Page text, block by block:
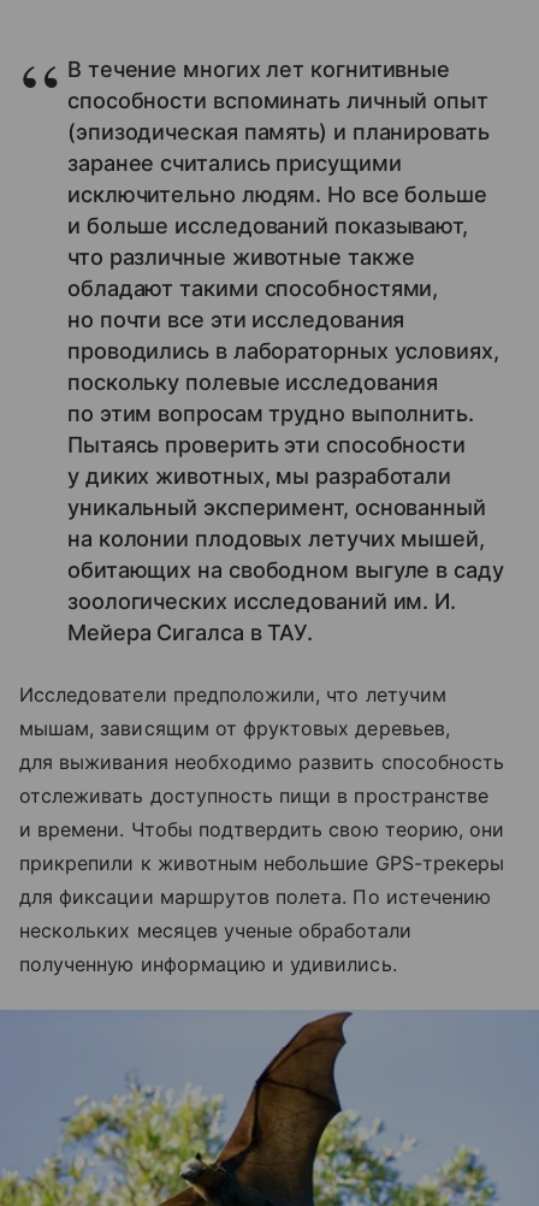
В течение многих лет когнитивные
способности вспоминать личный опыт
(эпизодическая память) и планировать
заранее считались присущими
исключительно людям. Но все больше
и больше исследований показывают,
что различные животные также
обладают такими способностями,
но почти все эти исследования
проводились в лабораторных условиях,
поскольку полевые исследования
по этим вопросам трудно выполнить.
Пытаясь проверить эти способности
у диких животных, мы разработали
уникальный эксперимент, основанный
на колонии плодовых летучих мышей,
обитающих на свободном выгуле в саду
зоологических исследований им. И.
Мейера Сигалса в ТАУ.
Исследователи предположили, что летучим
мышам, зависящим от фруктовых деревьев,
для выживания необходимо развить способность
отслеживать доступность пищи в пространстве
и времени. Чтобы подтвердить свою теорию, они
прикрепили к животным небольшие GPS-трекеры
для фиксации маршрутов полета. По истечению
нескольких месяцев ученые обработали
полученную информацию и удивились.